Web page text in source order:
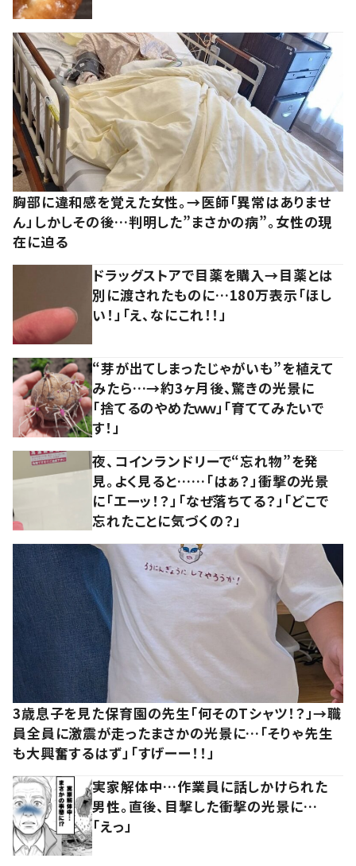
胸部に違和感を覚えた女性。→医師「異常はありませ
ん」しかしその後…判明した”まさかの病”。女性の現
在に迫る
ドラッグストアで目薬を購入→目薬とは
別に渡されたものに…180万表示「ほし
い！」「え、なにこれ！！」
“芽が出てしまったじゃがいも”を植えて
みたら…→約3ヶ月後、驚きの光景に
「捨てるのやめたｗｗ」「育ててみたいで
す！」
夜、コインランドリーで“忘れ物”を発
見。よく見ると……「はぁ？」衝撃の光景
に「エーッ！？」「なぜ落ちてる？」「どこで
忘れたことに気づくの？」
3歳息子を見た保育園の先生「何そのTシャツ！？」→職
員全員に激震が走ったまさかの光景に…「そりゃ先生
も大興奮するはず」「すげーー！！」
実家解体中…作業員に話しかけられた
男性。直後、目撃した衝撃の光景に…
「えっ」